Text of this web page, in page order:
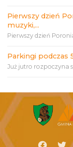
Pierwszy dzień
muzyki,...
Pierwszy dzień
Parkingi podczas
Już jutro rozpoczyna